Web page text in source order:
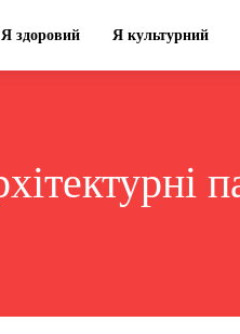
Я здоровий Я культурний